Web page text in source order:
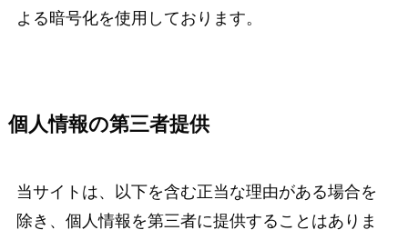
よる暗号化を使用しております。
個人情報の第三者提供
当サイトは、以下を含む正当な理由がある場合を
除き、個人情報を第三者に提供することはありま